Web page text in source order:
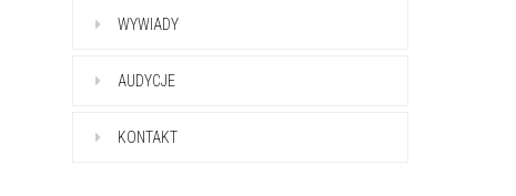
WYWIADY
AUDYCJE
KONTAKT